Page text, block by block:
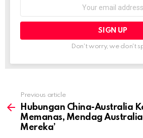
Don't worry, we don't
more
Previous article
Hubungan China-Australia
Memanas, Mendag
Mereka’